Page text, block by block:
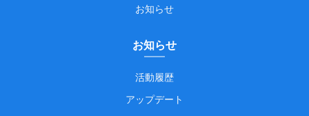
お知らせ
お知らせ
活動履歴
アップデート